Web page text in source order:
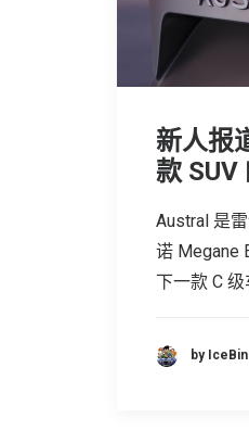
新人报
款
Austral 是
诺 Megane
下一款 C
by IceBin